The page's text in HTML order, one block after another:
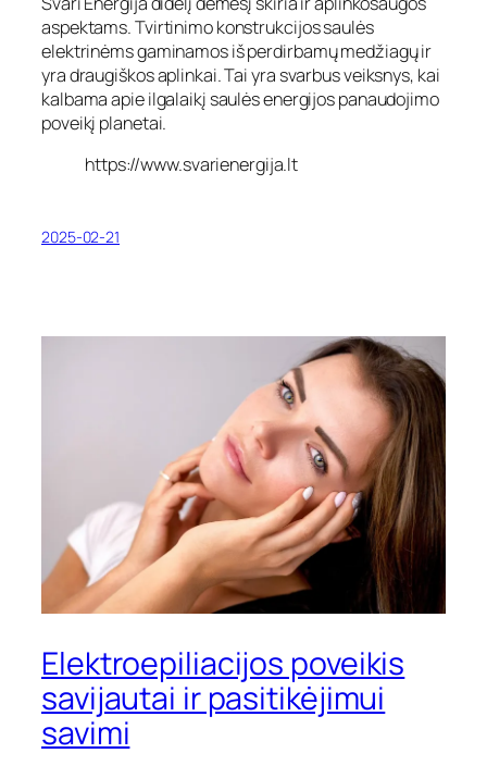
aspektams. Tvirtinimo konstrukcijos saulės
elektrinėms gaminamos iš perdirbamų medžiagų ir
yra draugiškos aplinkai. Tai yra svarbus veiksnys, kai
kalbama apie ilgalaikį saulės energijos panaudojimo
poveikį planetai.
https://www.svarienergija.lt
2025-02-21
Elektroepiliacijos poveikis
savijautai ir pasitikėjimui
savimi